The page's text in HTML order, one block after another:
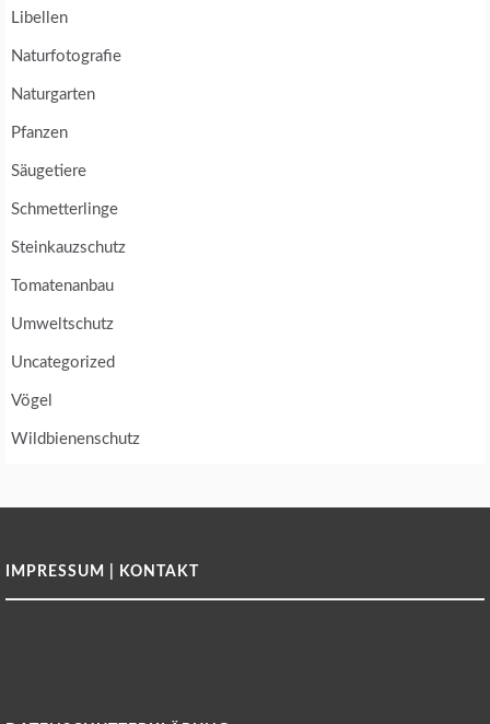
Libellen
Naturfotografie
Naturgarten
Pfanzen
Säugetiere
Schmetterlinge
Steinkauzschutz
Tomatenanbau
Umweltschutz
Uncategorized
Vögel
Wildbienenschutz
IMPRESSUM | KONTAKT